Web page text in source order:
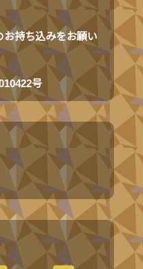
お持ち込みをお願い
号